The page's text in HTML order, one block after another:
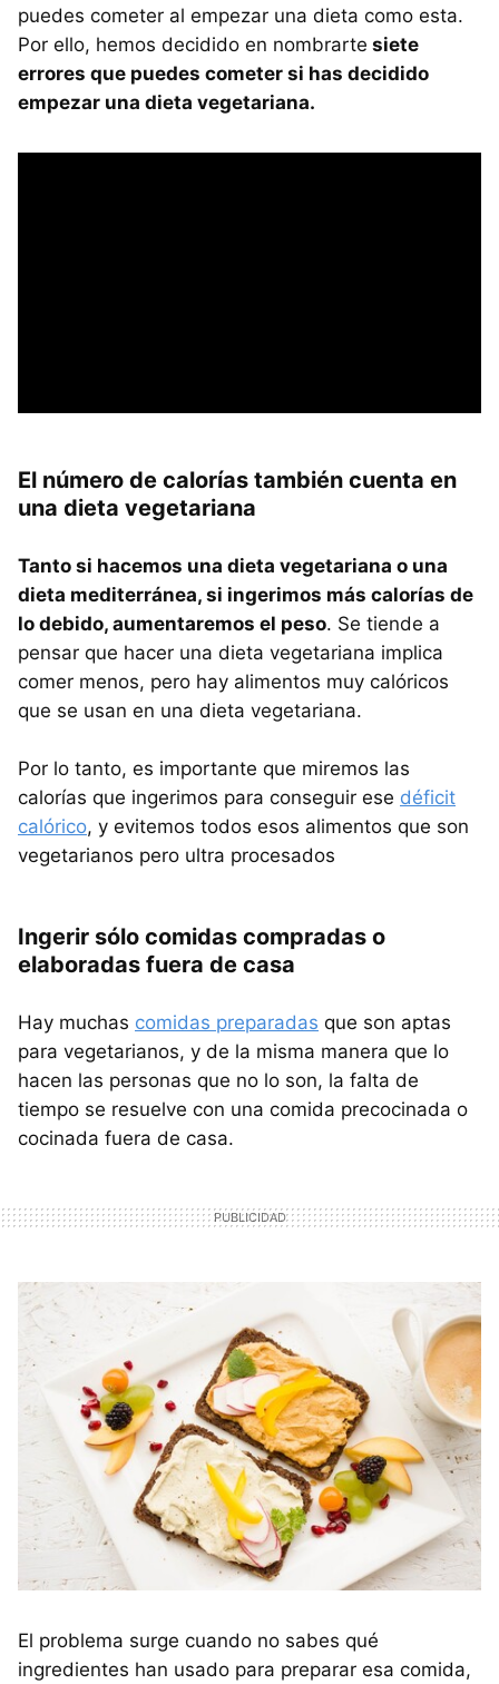
puedes cometer al empezar una dieta como esta.
Por ello, hemos decidido en nombrarte siete
errores que puedes cometer si has decidido
empezar una dieta vegetariana.
El número de calorías también cuenta en
una dieta vegetariana
Tanto si hacemos una dieta vegetariana o una
dieta mediterránea, si ingerimos más calorías de
lo debido, aumentaremos el peso. Se tiende a
pensar que hacer una dieta vegetariana implica
comer menos, pero hay alimentos muy calóricos
que se usan en una dieta vegetariana.
Por lo tanto, es importante que miremos las
calorías que ingerimos para conseguir ese déficit
calórico, y evitemos todos esos alimentos que son
vegetarianos pero ultra procesados
Ingerir sólo comidas compradas o
elaboradas fuera de casa
Hay muchas comidas preparadas que son aptas
para vegetarianos, y de la misma manera que lo
hacen las personas que no lo son, la falta de
tiempo se resuelve con una comida precocinada o
cocinada fuera de casa.
El problema surge cuando no sabes qué
ingredientes han usado para preparar esa comida,